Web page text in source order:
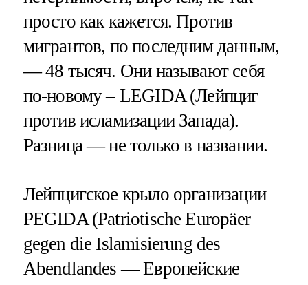
просто как кажется. Против
мигрантов, по последним данным,
— 48 тысяч. Они называют себя
по-новому – LEGIDA (Лейпциг
против исламизации Запада).
Разница — не только в названии.
Лейпцигское крыло организации
PEGIDA (Patriotische Europäer
gegen die Islamisierung des
Abendlandes — Европейские